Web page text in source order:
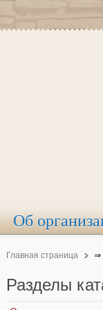
Об
Главная страница ⇒
Разделы